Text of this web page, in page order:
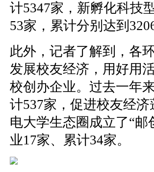
计5347家，新孵化科技
53家，累计分别达到
此外，记者了解到，各
发展校友经济，用好用
校创办企业。过去一年
计537家，促进校友经
电大学生态圈成立了“
业17家、累计34家。